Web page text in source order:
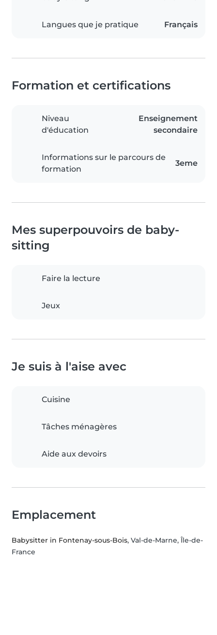
Langues que je pratique Français
Formation et certifications
Niveau
d'éducation
Enseignement
secondaire
Informations sur le parcours de
formation
3eme
Mes superpouvoirs de baby-
sitting
Faire la lecture
Jeux
Je suis à l'aise avec
Cuisine
Tâches ménagères
Aide aux devoirs
Emplacement
Babysitter in Fontenay-sous-Bois, Val-de-Marne, Île-de-
France